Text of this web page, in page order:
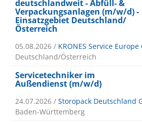
deutschlandweit - Abfüll- &
Verpackungsanlagen (m/w/d) -
Einsatzgebiet Deutschland/
Österreich
05.08.2026 / KRONES Service Europe
Deutschland/Österreich
Servicetechniker im
Außendienst (m/w/d)
24.07.2026 / Storopack Deutschland
Baden-Württemberg